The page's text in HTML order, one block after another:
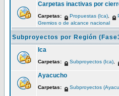
Carpetas inactivas por
Carpetas: Propuestas (Ica)
Gremios o de alcance nacional
Subproyectos por Región
Ica
Carpetas: Subproyectos (Ica)
Ayacucho
Carpetas: Subproyectos